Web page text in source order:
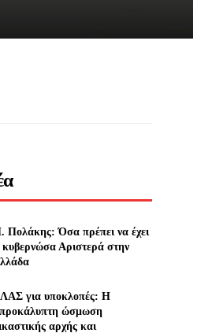
Πολάκης: Όσα πρέπει να έχει
Αριστερά στην
για υποκλοπές: H
ώσμωση
αρχής και